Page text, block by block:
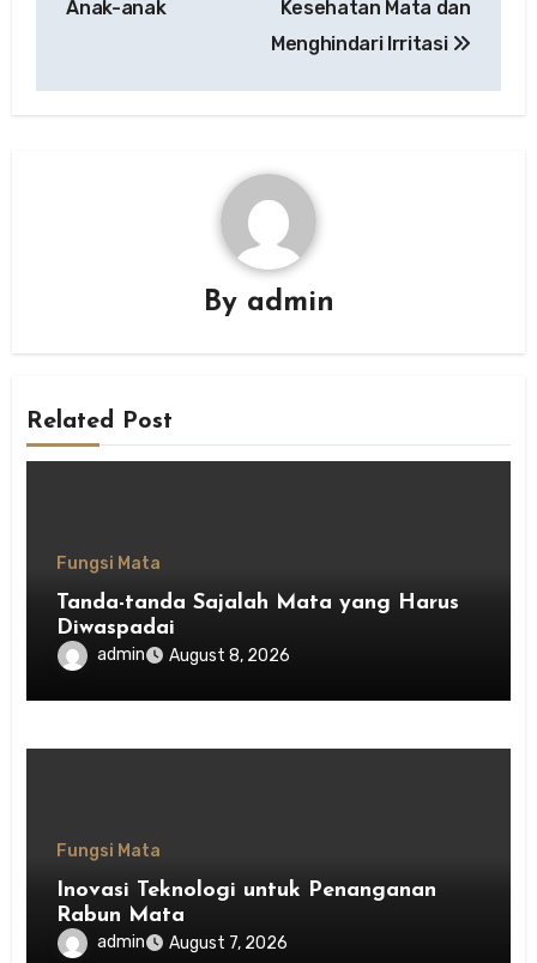
Anak-anak
Kesehatan Mata dan
Menghindari Irritasi
By admin
Related Post
Fungsi Mata
Tanda-tanda Sajalah Mata yang Harus
Diwaspadai
admin August 8, 2026
Fungsi Mata
Inovasi Teknologi untuk Penanganan
Rabun Mata
admin August 7, 2026